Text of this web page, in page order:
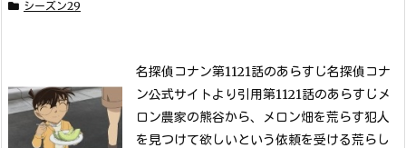
シーズン29
名探偵コナン第1121話のあらすじ名探偵コナ
ン公式サイトより引用第1121話のあらすじメ
ロン農家の熊谷から、メロン畑を荒らす犯人
を見つけて欲しいという依頼を受ける荒らし